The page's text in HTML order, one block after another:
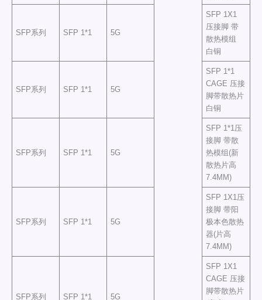
SFP系列 SFP 1*1 5G
SFP 1X1
压接脚 带
散热模组
白铜
SFP系列 SFP 1*1 5G
SFP 1*1
CAGE 压接
脚带散热片
白铜
SFP系列 SFP 1*1 5G
SFP 1*1压
接脚 带散
热模组(新
散热片高
7.4MM)
SFP系列 SFP 1*1 5G
SFP 1X1压
接脚 带阳
极本色散热
器(片高
7.4MM)
SFP系列 SFP 1*1 5G
SFP 1X1
CAGE 压接
脚带散热片